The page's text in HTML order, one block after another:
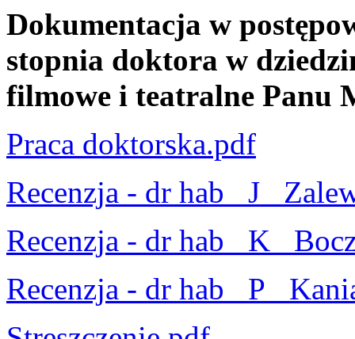
Dokumentacja w
stopnia doktora w
filmowe i teatralne Panu
Praca doktorska.pdf
Recenzja - dr hab_ J_
Recenzja - dr hab_ K_
Recenzja - dr hab_ P_